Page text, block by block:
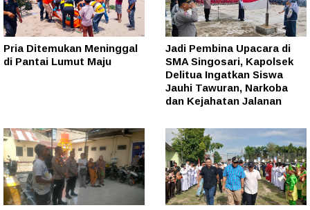
Pria Ditemukan Meninggal
di Pantai Lumut Maju
Jadi Pembina Upacara di
SMA Singosari, Kapolsek
Delitua Ingatkan Siswa
Jauhi Tawuran, Narkoba
dan Kejahatan Jalanan